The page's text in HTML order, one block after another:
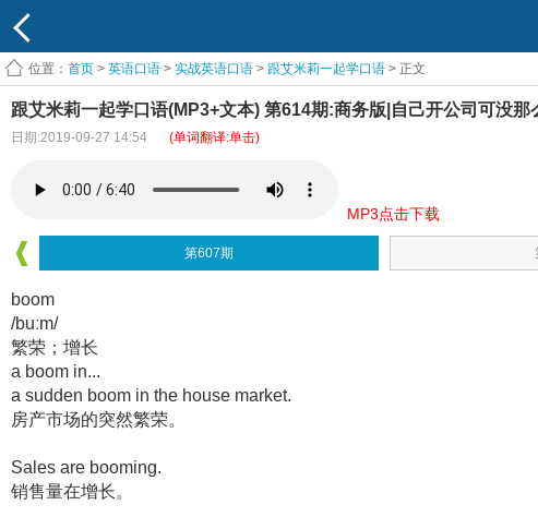
位置： 首页 > 英语口语 > 实战英语口语 > 跟艾米莉一起学口语 > 正文
跟艾米莉一起学口语(MP3+文本) 第614期:商务版|自己开公司可没
日期:2019-09-27 14:54 (单词翻译:单击)
MP3点击下载
第607期
boom
/buːm/
繁荣；增长
a boom in...
a sudden boom in the house market.
房产市场的突然繁荣。
Sales are booming.
销售量在增长。